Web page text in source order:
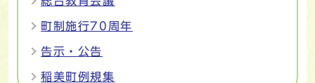
町制施行70周年
告示・公告
稲美町例規集